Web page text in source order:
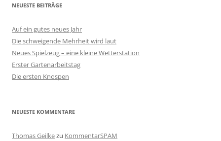
NEUESTE BEITRÄGE
Auf ein gutes neues Jahr
Die schweigende Mehrheit wird laut
Neues Spielzeug – eine kleine Wetterstation
Erster Gartenarbeitstag
Die ersten Knospen
NEUESTE KOMMENTARE
Thomas Geilkezu KommentarSPAM